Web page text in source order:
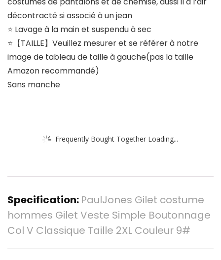
décontracté si associé à un jean
⭐ Lavage à la main et suspendu à sec
⭐【TAILLE】Veuillez mesurer et se référer à notre
image de tableau de taille à gauche(pas la taille
Amazon recommandé)
Sans manche
Frequently Bought Together Loading...
Specification: PaulJones Gilet costume
hommes Gilet Veste Simple Boutonnage
Col V Classique Taille 2XL Couleur 9#